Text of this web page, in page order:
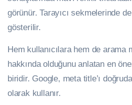
görünür. Tarayıcı sekmelerinde
gösterilir.
Hem kullanıcılara hem de arama
hakkında olduğunu anlatan en
biridir. Google, meta title’ı
olarak kullanır.